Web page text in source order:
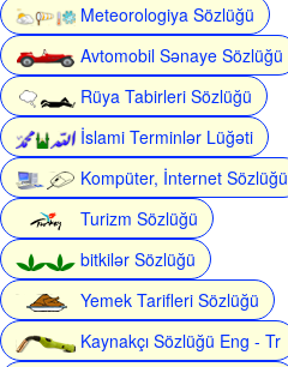
Meteorologiya Sözlüğü
Avtomobil Sənaye Sözlüğü
Rüya Tabirleri Sözlüğü
İslami Terminlər Lüğəti
Kompüter, İnternet Sözlüğü
Turizm Sözlüğü
bitkilər Sözlüğü
Yemek Tarifleri Sözlüğü
Kaynakçı Sözlüğü Eng - Tr